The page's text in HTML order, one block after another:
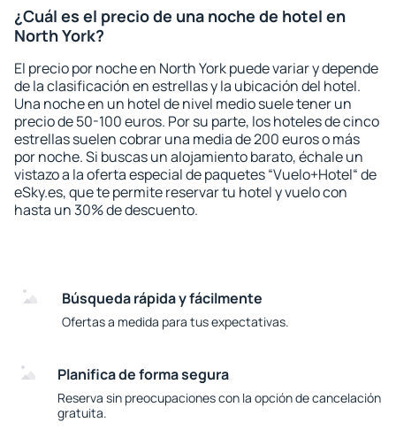
¿Cuál es el precio de una noche de hotel en
North York?
El precio por noche en North York puede variar y depende
de la clasificación en estrellas y la ubicación del hotel.
Una noche en un hotel de nivel medio suele tener un
precio de 50-100 euros. Por su parte, los hoteles de cinco
estrellas suelen cobrar una media de 200 euros o más
por noche. Si buscas un alojamiento barato, échale un
vistazo a la oferta especial de paquetes “Vuelo+Hotel“ de
eSky.es, que te permite reservar tu hotel y vuelo con
hasta un 30% de descuento.
Búsqueda rápida y fácilmente
Ofertas a medida para tus expectativas.
Planifica de forma segura
Reserva sin preocupaciones con la opción de cancelación
gratuita.